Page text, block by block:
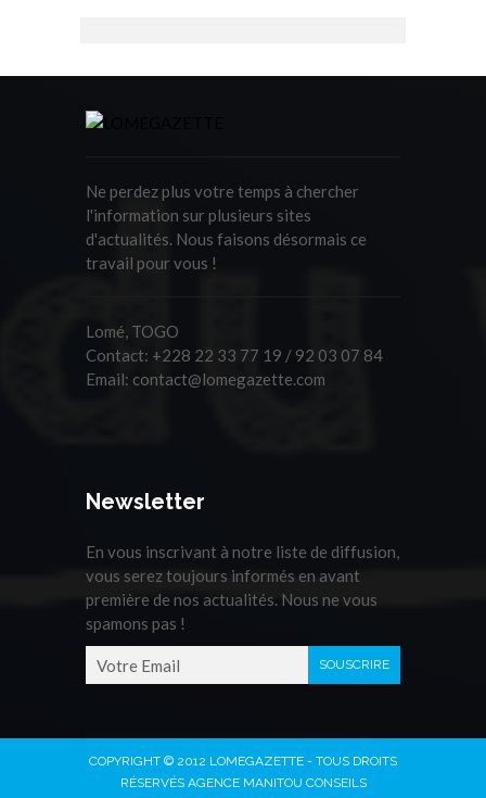
Ne perdez plus votre temps à chercher
l'information sur plusieurs sites
d'actualités. Nous faisons désormais ce
travail pour vous !
Lomé, TOGO
Contact: +228 22 33 77 19 / 92 03 07 84
Email: contact@lomegazette.com
Newsletter
En vous inscrivant à notre liste de diffusion,
vous serez toujours informés en avant
première de nos actualités. Nous ne vous
spamons pas !
COPYRIGHT © 2012 LOMEGAZETTE - TOUS DROITS
RÉSERVÉS AGENCE MANITOU CONSEILS